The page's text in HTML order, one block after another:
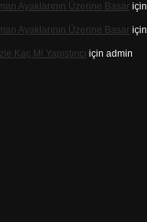
Ayaklarının Üzerine Basar için
Ayaklarının Üzerine Basar için
Kaç Ml Yapıştırıcı için admin